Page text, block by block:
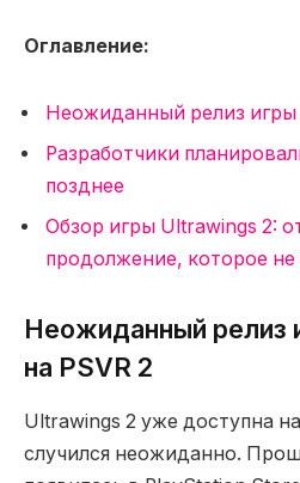
Оглавление:
Неожиданный релиз игры
Разработчики
позднее
Обзор игры Ultrawings 2:
продолжение, которое не
Неожиданный релиз
на PSVR 2
Ultrawings 2 уже доступна
случился неожиданно.